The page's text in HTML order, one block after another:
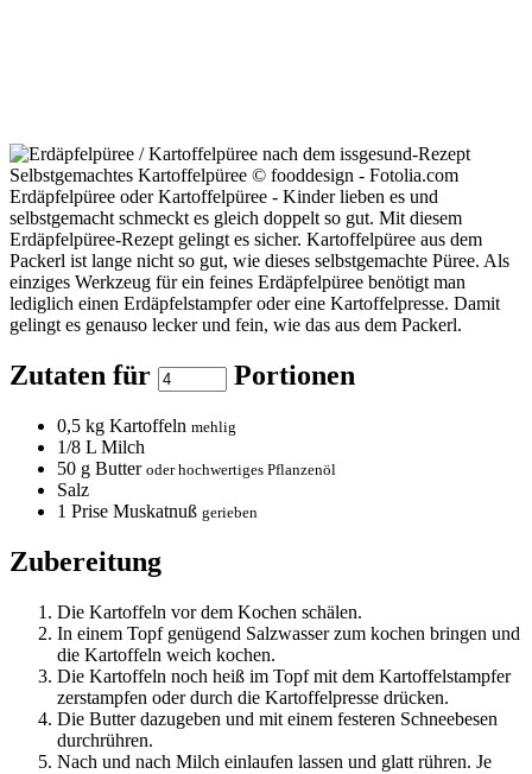
Selbstgemachtes Kartoffelpüree © fooddesign - Fotolia.com
Erdäpfelpüree oder Kartoffelpüree - Kinder lieben es und
selbstgemacht schmeckt es gleich doppelt so gut. Mit diesem
Erdäpfelpüree-Rezept gelingt es sicher. Kartoffelpüree aus dem
Packerl ist lange nicht so gut, wie dieses selbstgemachte Püree. Als
einziges Werkzeug für ein feines Erdäpfelpüree benötigt man
lediglich einen Erdäpfelstampfer oder eine Kartoffelpresse. Damit
gelingt es genauso lecker und fein, wie das aus dem Packerl.
Zutaten für Portionen
0,5 kg Kartoffeln mehlig
1/8 L Milch
50 g Butter oder hochwertiges Pflanzenöl
Salz
1 Prise Muskatnuß gerieben
Zubereitung
Die Kartoffeln vor dem Kochen schälen.
In einem Topf genügend Salzwasser zum kochen bringen und
die Kartoffeln weich kochen.
Die Kartoffeln noch heiß im Topf mit dem Kartoffelstampfer
zerstampfen oder durch die Kartoffelpresse drücken.
Die Butter dazugeben und mit einem festeren Schneebesen
durchrühren.
Nach und nach Milch einlaufen lassen und glatt rühren. Je